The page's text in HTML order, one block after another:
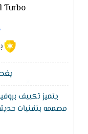
Turbo
يتميز تكييف
مصممه بتقنيات
جميع السرعات